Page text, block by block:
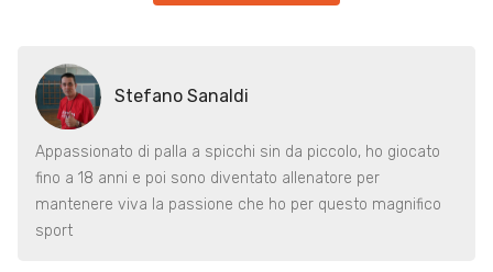
Stefano Sanaldi
Appassionato di palla a spicchi sin da piccolo, ho giocato
fino a 18 anni e poi sono diventato allenatore per
mantenere viva la passione che ho per questo magnifico
sport